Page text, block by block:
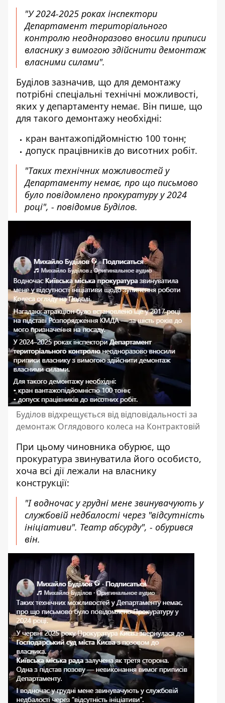
"У 2024-2025 роках інспектори
Департамент територіального
контролю неодноразово вносили приписи
власнику з вимогою здійснити демонтаж
власними силами".
Буділов зазначив, що для демонтажу
потрібні спеціальні технічні можливості,
яких у департаменту немає. Він пише, що
для такого демонтажу необхідні:
кран вантажопідйомністю 100 тонн;
допуск працівників до висотних робіт.
"Таких технічних можливостей у
Департаменту немає, про що письмово
було повідомлено прокуратуру у 2024
році", - повідомив Буділов.
Буділов відхрещується від відповідальності за
демонтаж Оглядового колеса на Контрактовій
При цьому чиновника обурює, що
прокуратура звинуватила його особисто,
хоча всі дії лежали на власнику
конструкції:
"І водночас у грудні мене звинувачують у
службовій недбалості через "відсутність
ініціативи". Театр абсурду", - обурився
він.